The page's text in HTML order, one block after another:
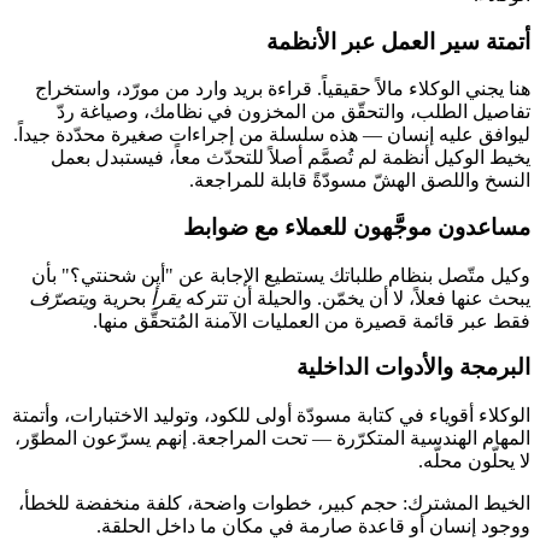
أتمتة سير العمل عبر الأنظمة
هنا يجني الوكلاء مالاً حقيقياً. قراءة بريد وارد من مورّد، واستخراج
تفاصيل الطلب، والتحقّق من المخزون في نظامك، وصياغة ردّ
ليوافق عليه إنسان — هذه سلسلة من إجراءات صغيرة محدّدة جيداً.
يخيط الوكيل أنظمة لم تُصمَّم أصلاً للتحدّث معاً، فيستبدل بعمل
النسخ واللصق الهشّ مسودّةً قابلة للمراجعة.
مساعدون موجَّهون للعملاء مع ضوابط
وكيل متّصل بنظام طلباتك يستطيع الإجابة عن "أين شحنتي؟" بأن
يبحث عنها فعلاً، لا أن يخمّن. والحيلة أن تتركهيقرأ بحرية ويتصرّف
فقط عبر قائمة قصيرة من العمليات الآمنة المُتحقَّق منها.
البرمجة والأدوات الداخلية
الوكلاء أقوياء في كتابة مسودّة أولى للكود، وتوليد الاختبارات، وأتمتة
المهام الهندسية المتكرّرة — تحت المراجعة. إنهم يسرّعون المطوّر،
لا يحلّون محلّه.
الخيط المشترك: حجم كبير، خطوات واضحة، كلفة منخفضة للخطأ،
ووجود إنسان أو قاعدة صارمة في مكان ما داخل الحلقة.